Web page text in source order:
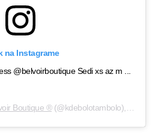
na Instagrame
@belvoirboutique Sedi xs az m ...
Boutique ®(@kdebolotambolo),